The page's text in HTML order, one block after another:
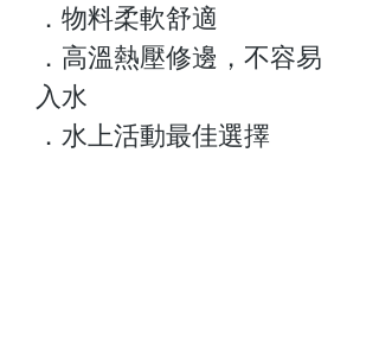
．物料柔軟舒適
．高溫熱壓修邊，不容易
入水
．水上活動最佳選擇